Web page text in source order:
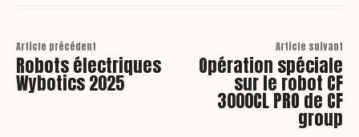
Article précédent
Robots électriques
Wybotics 2025
Article suivant
Opération spéciale
sur le robot CF
3000CL PRO de CF
group